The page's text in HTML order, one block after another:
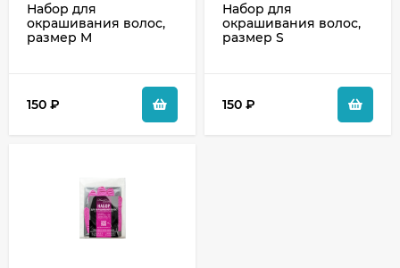
Набор для
окрашивания волос,
размер M
150 ₽
Набор для
окрашивания волос,
размер S
150 ₽